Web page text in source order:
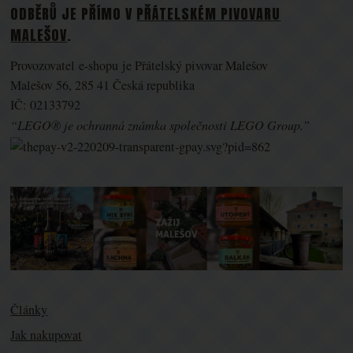
ODBĚRŮ JE PŘÍMO V PŘÁTELSKÉM PIVOVARU
MALEŠOV.
Provozovatel e-shopu je Přátelský pivovar Malešov
Malešov 56, 285 41 Česká republika
IČ: 02133792
“LEGO® je ochranná známka společnosti LEGO Group.”
Články
Jak nakupovat